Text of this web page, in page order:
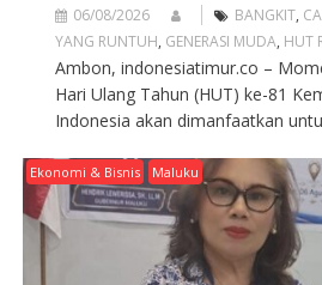
06/08/2026 BANGKIT,
YANG RUNTUH, GENERASI MUDA, HUT
Ambon, indonesiatimur.co –
Hari Ulang Tahun (HUT) ke-81
Indonesia akan dimanfaatkan
Ekonomi & Bisnis Maluku